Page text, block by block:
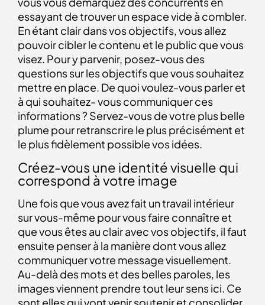
essayant de trouver un espace vide à combler.
En étant clair dans vos objectifs, vous allez
pouvoir cibler le contenu et le public que vous
visez. Pour y parvenir, posez-vous des
questions sur les objectifs que vous souhaitez
mettre en place. De quoi voulez-vous parler et
à qui souhaitez- vous communiquer ces
informations ? Servez-vous de votre plus belle
plume pour retranscrire le plus précisément et
le plus fidèlement possible vos idées.
Créez-vous une identité visuelle qui
correspond à votre image
Une fois que vous avez fait un travail intérieur
sur vous-même pour vous faire connaître et
que vous êtes au clair avec vos objectifs, il faut
ensuite penser à la manière dont vous allez
communiquer votre message visuellement.
Au-delà des mots et des belles paroles, les
images viennent prendre tout leur sens ici. Ce
sont elles qui vont venir soutenir et consolider